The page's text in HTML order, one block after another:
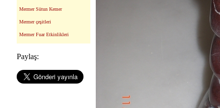
Mermer Sütun Kemer
Mermer çeşitleri
Mermer Fuar Etkinlikleri
Paylaş: